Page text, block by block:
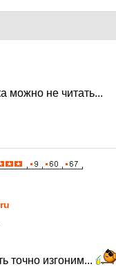
можно не читать...
точно изгоним...